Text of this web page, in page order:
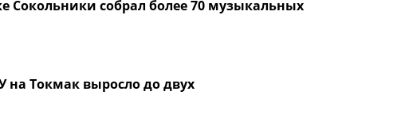
Сокольники собрал более 70 музыкальных
на Токмак выросло до двух